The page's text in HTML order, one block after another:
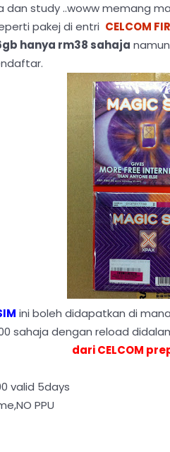
dan study ..woww memang
pakej di entri CELCOM
hanya rm38 sahaja
ini boleh didapatkan di
sahaja dengan reload
dari CELCOM
valid 5days
PPU